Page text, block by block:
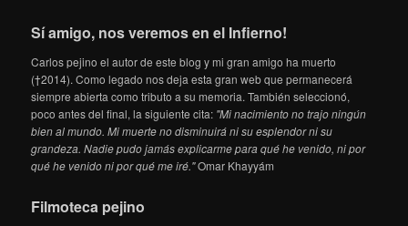
Sí amigo, nos veremos en el Infierno!
Carlos pejino el autor de este blog y mi gran amigo ha muerto
(†2014). Como legado nos deja esta gran web que permanecerá
siempre abierta como tributo a su memoria. También seleccionó,
poco antes del final, la siguiente cita: "Mi nacimiento no trajo ningún
bien al mundo. Mi muerte no disminuirá ni su esplendor ni su
grandeza. Nadie pudo jamás explicarme para qué he venido, ni por
qué he venido ni por qué me iré."Omar Khayyám
Filmoteca pejino